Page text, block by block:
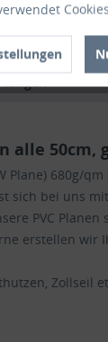
alle 50cm,
680g/
sich bei uns
PVC
erstellen
Zollseil